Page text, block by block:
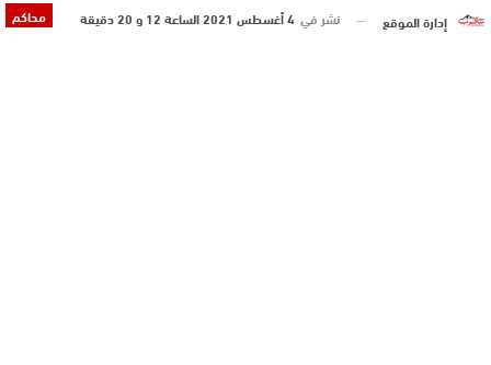
محاكم إدارة الموقع نشر في 4 أغسطس 2021 الساعة 12 و 20 دقيقة